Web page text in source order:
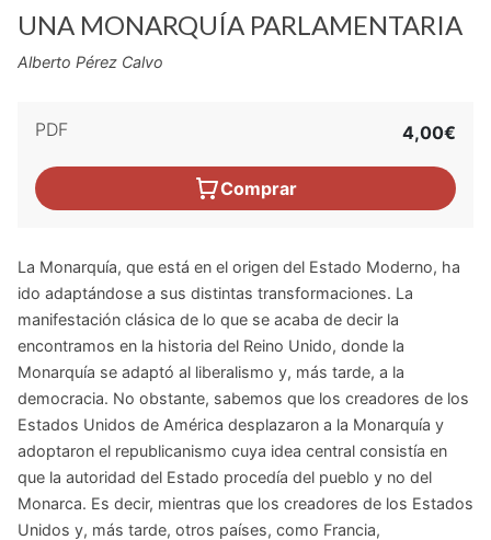
UNA MONARQUÍA PARLAMENTARIA
Alberto Pérez Calvo
PDF 4,00€
Comprar
La Monarquía, que está en el origen del Estado Moderno, ha
ido adaptándose a sus distintas transformaciones. La
manifestación clásica de lo que se acaba de decir la
encontramos en la historia del Reino Unido, donde la
Monarquía se adaptó al liberalismo y, más tarde, a la
democracia. No obstante, sabemos que los creadores de los
Estados Unidos de América desplazaron a la Monarquía y
adoptaron el republicanismo cuya idea central consistía en
que la autoridad del Estado procedía del pueblo y no del
Monarca. Es decir, mientras que los creadores de los Estados
Unidos y, más tarde, otros países, como Francia,